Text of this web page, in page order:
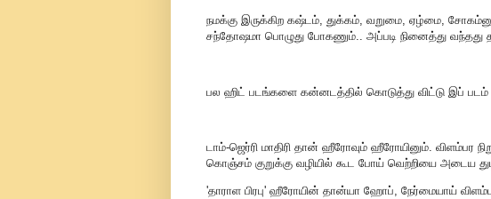
நமக்கு இருக்கிற கஷ்டம், துக்கம், வறுமை, ஏழ்மை, சோகம்னு
சந்தோஷமா பொழுது போகணும்.. அப்படி நினைத்து வந்தது
பல ஹிட் படங்களை கன்னடத்தில் கொடுத்து விட்டு இப் படம்
டாம்-ஜெர்ரி மாதிரி தான் ஹீரோவும் ஹீரோயினும். விளம்பர
கொஞ்சம் குறுக்கு வழியில் கூட போய் வெற்றியை அடைய
'தாராள பிரபு' ஹீரோயின் தான்யா ஹோப், நேர்மையாய்